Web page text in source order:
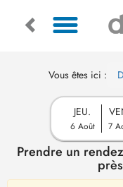
Vous êtes ici :
JEU.
6 Août 7
Prendre un